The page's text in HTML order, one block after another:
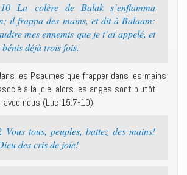
La colère de Balak s’enflamma
il frappa des mains, et dit à Balaam:
mes ennemis que je t’ai appelé, et
déjà trois fois.
les Psaumes que frapper dans les mains
à la joie, alors les anges sont plutôt
nous (Luc 15:7-10).
Vous tous, peuples, battez des mains!
des cris de joie!